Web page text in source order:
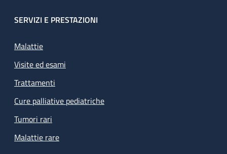
SERVIZI E PRESTAZIONI
Malattie
Visite ed esami
Trattamenti
Cure palliative pediatriche
Tumori rari
Malattie rare